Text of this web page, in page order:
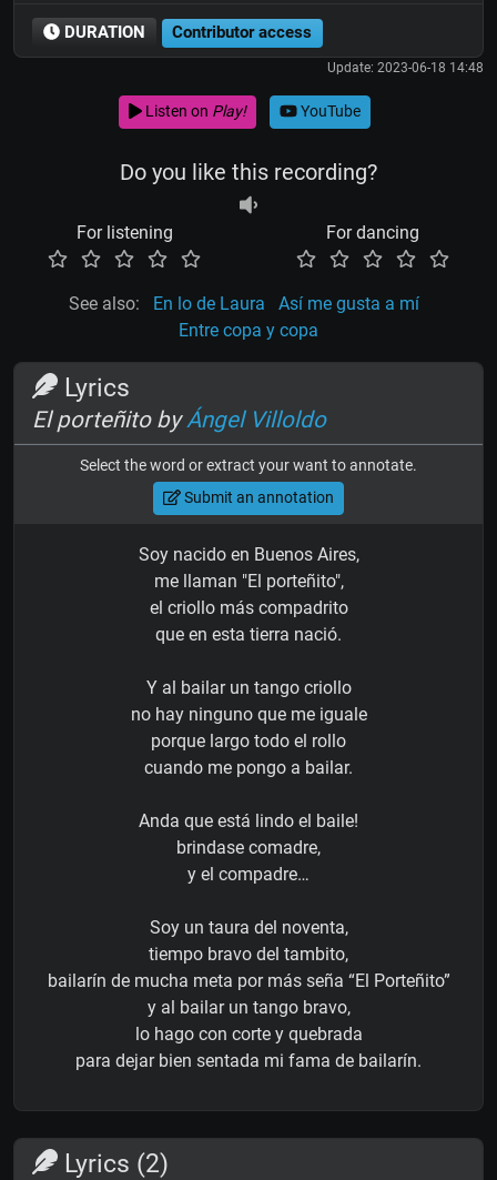
DURATION Contributor access
Update: 2023-06-18 14:48
Listen on Play! YouTube
Do you like this recording?
For listening For dancing
See also: En lo de Laura
Así me gusta a mí
Entre copa y copa
Lyrics
El porteñito byÁngel Villoldo
Select the word or extract your want to annotate.
Submit an annotation
Soy nacido en Buenos Aires,
me llaman "El porteñito",
el criollo más compadrito
que en esta tierra nació.
Y al bailar un tango criollo
no hay ninguno que me iguale
porque largo todo el rollo
cuando me pongo a bailar.
Anda que está lindo el baile!
brindase comadre,
y el compadre…
Soy un taura del noventa,
tiempo bravo del tambito,
bailarín de mucha meta por más seña “El Porteñito”
y al bailar un tango bravo,
lo hago con corte y quebrada
para dejar bien sentada mi fama de bailarín.
Lyrics (2)